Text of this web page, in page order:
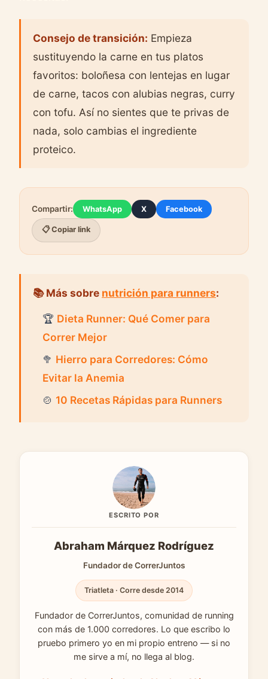
Consejo de transición: Empieza
sustituyendo la carne en tus platos
favoritos: boloñesa con lentejas en lugar
de carne, tacos con alubias negras, curry
con tofu. Así no sientes que te privas de
nada, solo cambias el ingrediente
proteico.
Compartir: WhatsApp X Facebook
📋 Copiar link
📚 Más sobre nutrición para runners:
🏆 Dieta Runner: Qué Comer para
Correr Mejor
🥦 Hierro para Corredores: Cómo
Evitar la Anemia
🍲 10 Recetas Rápidas para Runners
ESCRITO POR
Abraham Márquez Rodríguez
Fundador de CorrerJuntos
Triatleta · Corre desde 2014
Fundador de CorrerJuntos, comunidad de running
con más de 1.000 corredores. Lo que escribo lo
pruebo primero yo en mi propio entreno — si no
me sirve a mí, no llega al blog.